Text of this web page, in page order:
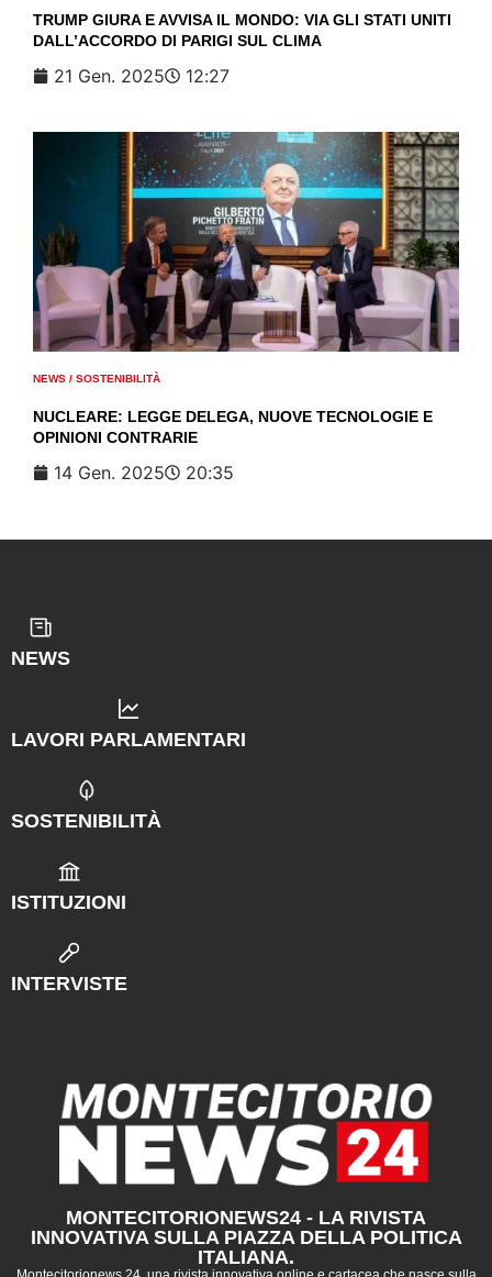
TRUMP GIURA E AVVISA IL MONDO: VIA GLI STATI UNITI
DALL’ACCORDO DI PARIGI SUL CLIMA
21 Gen. 2025 12:27
NEWS / SOSTENIBILITÀ
NUCLEARE: LEGGE DELEGA, NUOVE TECNOLOGIE E
OPINIONI CONTRARIE
14 Gen. 2025 20:35
NEWS
LAVORI PARLAMENTARI
SOSTENIBILITÀ
ISTITUZIONI
INTERVISTE
MONTECITORIONEWS24 - LA RIVISTA
INNOVATIVA SULLA PIAZZA DELLA POLITICA
ITALIANA.